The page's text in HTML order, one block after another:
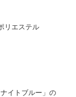
リエステル
イトブルー」の